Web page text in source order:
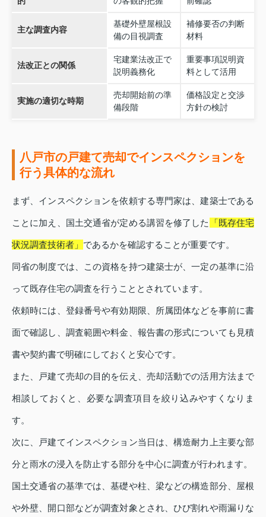
主な調査内容
基礎外壁屋根設
備の目視調査
補修要否の判断
材料
法改正との関係
宅建業法改正で
説明義務化
重要事項説明資
料として活用
実施の適切な時期
売却開始前の準
備段階
価格設定と交渉
方針の検討
八戸市の戸建て売却でインスペクションを
行う具体的な流れ
まず、インスペクションを依頼する専門家は、建築士である
ことに加え、国土交通省が定める講習を修了した 「既存住宅
状況調査技術者」 であるかを確認することが重要です。
同省の制度では、この資格を持つ建築士が、一定の基準に沿
って既存住宅の調査を行うこととされています。
依頼時には、登録番号や有効期限、所属団体などを事前に書
面で確認し、調査範囲や料金、報告書の形式についても見積
書や契約書で明確にしておくと安心です。
また、戸建て売却の目的を伝え、売却活動での活用方法まで
相談しておくと、必要な調査項目を絞り込みやすくなりま
す。
次に、戸建てインスペクション当日は、構造耐力上主要な部
分と雨水の浸入を防止する部分を中心に調査が行われます。
国土交通省の基準では、基礎や柱、梁などの構造部分、屋根
や外壁、開口部などが調査対象とされ、ひび割れや雨漏りな